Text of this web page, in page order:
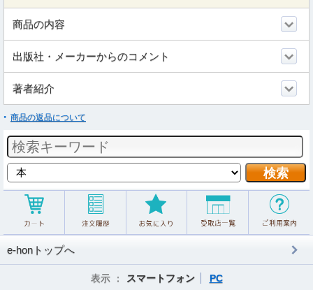
商品の内容
出版社・メーカーからのコメント
著者紹介
商品の返品について
e-honトップへ
表示 ： スマートフォン PC